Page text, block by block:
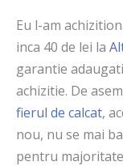
Eu l-am
inca 40 de lei la
garantie
achizitie. De
fierul de calcat,
nou, nu se mai
pentru